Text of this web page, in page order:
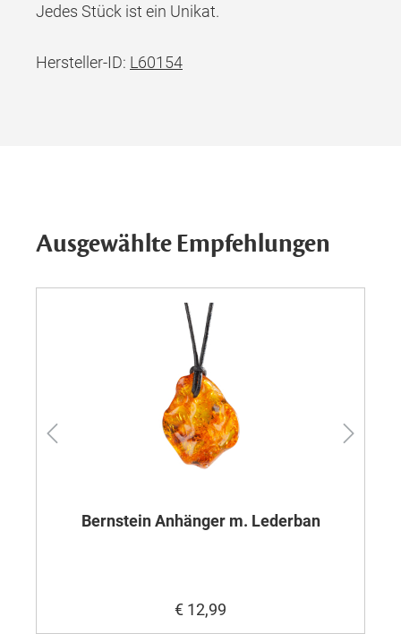
Jedes Stück ist ein Unikat.
Hersteller-ID: L60154
Ausgewählte Empfehlungen
Bernstein Anhänger m. Lederban
€ 12,99